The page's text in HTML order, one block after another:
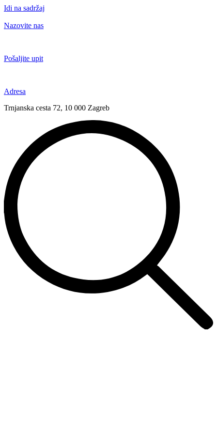
Idi na sadržaj
Nazovite nas
Pošaljite upit
Adresa
Trnjanska cesta 72, 10 000 Zagreb